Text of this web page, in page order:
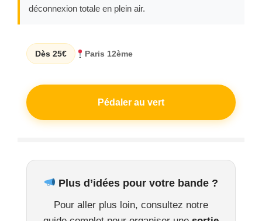
déconnexion totale en plein air.
Dès 25€ Paris 12ème
Pédaler au vert
Plus d’idées pour votre bande ?
Pour aller plus loin, consultez notre